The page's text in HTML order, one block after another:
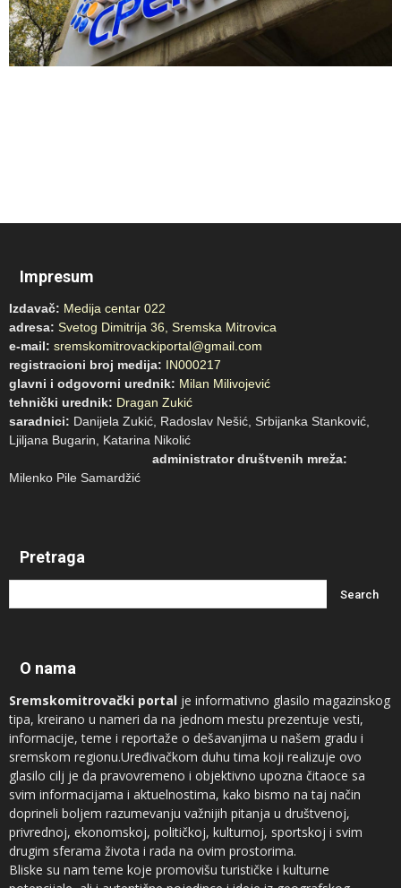
Impresum
Izdavač: Medija centar 022
adresa: Svetog Dimitrija 36, Sremska Mitrovica
e-mail: sremskomitrovackiportal@gmail.com
registracioni broj medija: IN000217
glavni i odgovorni urednik: Milan Milivojević
tehnički urednik: Dragan Zukić
saradnici: Danijela Zukić, Radoslav Nešić, Srbijanka Stanković,
Ljiljana Bugarin, Katarina Nikolić
administrator društvenih mreža:
Milenko Pile Samardžić
Pretraga
O nama
Sremskomitrovački portal je informativno glasilo magazinskog
tipa, kreirano u nameri da na jednom mestu prezentuje vesti,
informacije, teme i reportaže o dešavanjima u našem gradu i
sremskom regionu.Uređivačkom duhu tima koji realizuje ovo
glasilo cilj je da pravovremeno i objektivno upozna čitaoce sa
svim informacijama i aktuelnostima, kako bismo na taj način
doprineli boljem razumevanju važnijih pitanja u društvenoj,
privrednoj, ekonomskoj, političkoj, kulturnoj, sportskoj i svim
drugim sferama života i rada na ovim prostorima.
Bliske su nam teme koje promovišu turističke i kulturne